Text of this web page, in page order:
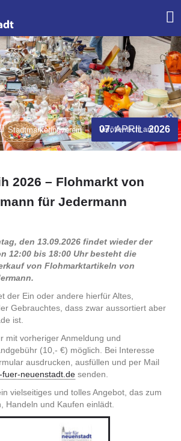
Stadtmarketingverein Veröffentlicht am:
07.APRIL 2026
2026 – Flohmarkt von
für Jedermann
den 13.09.2026 findet wieder der
12:00 bis 18:00 Uhr besteht die
von Flohmarktartikeln von
der Ein oder andere hierfür Altes,
Gebrauchtes, dass zwar aussortiert aber
ist.
mit vorheriger Anmeldung und
(10,- €) möglich. Bei Interesse
ausdrucken, ausfüllen und per Mail
fuer-neuenstadt.de senden.
vielseitiges und tolles Angebot, das zum
Handeln und Kaufen einlädt.